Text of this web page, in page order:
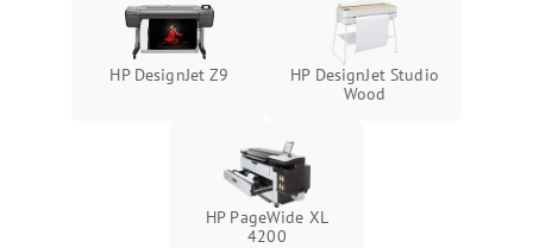
HP DesignJet Z9
HP DesignJet Studio
Wood
HP PageWide XL
4200